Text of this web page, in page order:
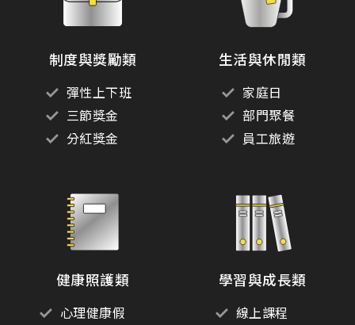
制度與獎勵類
彈性上下班
三節獎金
分紅獎金
生活與休閒類
家庭日
部門聚餐
員工旅遊
健康照護類
心理健康假
學習與成長類
線上課程